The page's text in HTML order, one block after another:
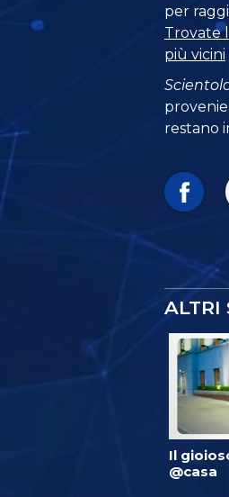
per
Trovate
più vicini
restano
ALTRI
Il
@casa